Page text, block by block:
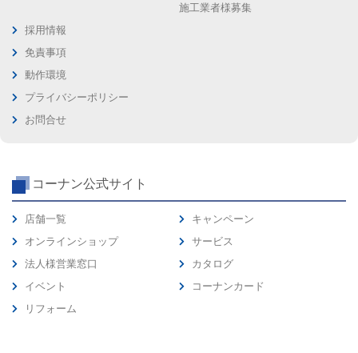
施工業者様募集
採用情報
免責事項
動作環境
プライバシーポリシー
お問合せ
コーナン公式サイト
店舗一覧
オンラインショップ
法人様営業窓口
イベント
リフォーム
キャンペーン
サービス
カタログ
コーナンカード